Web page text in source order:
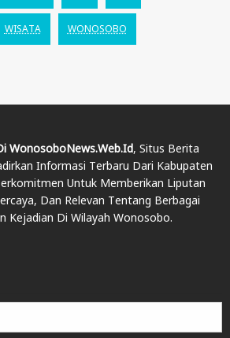
WISATA WONOSOBO
WonosoboNews.web.id, Situs Berita
Informasi Terbaru Dari Kabupaten
Untuk Memberikan Liputan
Dan Relevan Tentang Berbagai
Kejadian Di Wilayah Wonosobo.